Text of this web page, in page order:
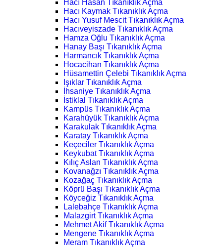
Hacı Hasan Tıkanıklık Açma
Hacı Kaymak Tıkanıklık Açma
Hacı Yusuf Mescit Tıkanıklık Açma
Hacıveyiszade Tıkanıklık Açma
Hamza Oğlu Tıkanıklık Açma
Hanay Başı Tıkanıklık Açma
Harmancık Tıkanıklık Açma
Hocacihan Tıkanıklık Açma
Hüsamettin Çelebi Tıkanıklık Açma
Işıklar Tıkanıklık Açma
İhsaniye Tıkanıklık Açma
İstiklal Tıkanıklık Açma
Kampüs Tıkanıklık Açma
Karahüyük Tıkanıklık Açma
Karakulak Tıkanıklık Açma
Karatay Tıkanıklık Açma
Keçeciler Tıkanıklık Açma
Keykubat Tıkanıklık Açma
Kılıç Aslan Tıkanıklık Açma
Kovanağzı Tıkanıklık Açma
Kozağaç Tıkanıklık Açma
Köprü Başı Tıkanıklık Açma
Köyceğiz Tıkanıklık Açma
Lalebahçe Tıkanıklık Açma
Malazgirt Tıkanıklık Açma
Mehmet Akif Tıkanıklık Açma
Mengene Tıkanıklık Açma
Meram Tıkanıklık Açma